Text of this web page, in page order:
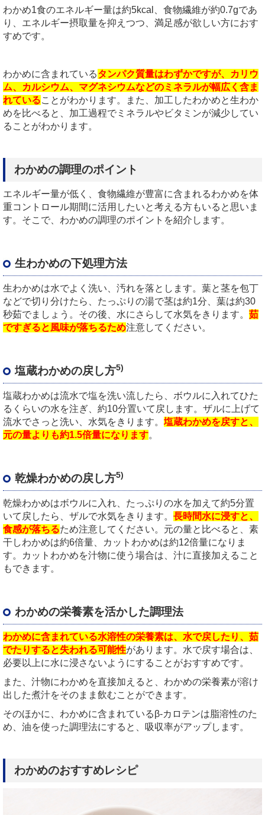
わかめ1食のエネルギー量は約5kcal、食物繊維が約0.7gであ
り、エネルギー摂取量を抑えつつ、満足感が欲しい方におす
すめです。
わかめに含まれているタンパク質量はわずかですが、カリウ
ム、カルシウム、マグネシウムなどのミネラルが幅広く含ま
れていることがわかります。また、加工したわかめと生わか
めを比べると、加工過程でミネラルやビタミンが減少してい
ることがわかります。
わかめの調理のポイント
エネルギー量が低く、食物繊維が豊富に含まれるわかめを体
重コントロール期間に活用したいと考える方もいると思いま
す。そこで、わかめの調理のポイントを紹介します。
生わかめの下処理方法
生わかめは水でよく洗い、汚れを落とします。葉と茎を包丁
などで切り分けたら、たっぷりの湯で茎は約1分、葉は約30
秒茹でましょう。その後、水にさらして水気をきります。 茹
ですぎると風味が落ちるため注意してください。
塩蔵わかめの戻し方5)
塩蔵わかめは流水で塩を洗い流したら、ボウルに入れてひた
るくらいの水を注ぎ、約10分置いて戻します。ザルに上げて
流水でさっと洗い、水気をきります。 塩蔵わかめを戻すと、
元の量よりも約1.5倍量になります。
乾燥わかめの戻し方5)
乾燥わかめはボウルに入れ、たっぷりの水を加えて約5分置
いて戻したら、ザルで水気をきります。 長時間水に浸すと、
食感が落ちるため注意してください。元の量と比べると、素
干しわかめは約6倍量、カットわかめは約12倍量になりま
す。カットわかめを汁物に使う場合は、汁に直接加えること
もできます。
わかめの栄養素を活かした調理法
わかめに含まれている水溶性の栄養素は、水で戻したり、茹
でたりすると失われる可能性があります。水で戻す場合は、
必要以上に水に浸さないようにすることがおすすめです。
また、汁物にわかめを直接加えると、わかめの栄養素が溶け
出した煮汁をそのまま飲むことができます。
そのほかに、わかめに含まれているβ-カロテンは脂溶性のた
め、油を使った調理法にすると、吸収率がアップします。
わかめのおすすめレシピ